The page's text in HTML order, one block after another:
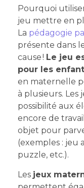
Pourquoi
jeu mettre en
La pédagogie
présente dans
cause ! Le jeu
pour les
en maternelle
à plusieurs.
possibilité aux
encore de
objet pour
(exemples : jeu
puzzle, etc.).
Les jeux